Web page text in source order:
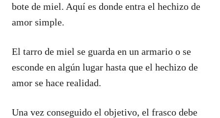
bote de miel. Aquí es donde entra el hechizo de
amor simple.
El tarro de miel se guarda en un armario o se
esconde en algún lugar hasta que el hechizo de
amor se hace realidad.
Una vez conseguido el objetivo, el frasco debe